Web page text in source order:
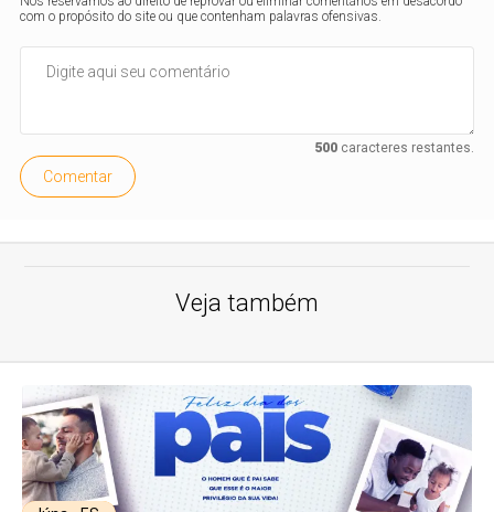
com o propósito do site ou que contenham palavras ofensivas.
500caracteres restantes.
Comentar
Veja também